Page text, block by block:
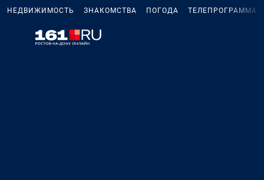
НЕДВИЖИМОСТЬ ЗНАКОМСТВА ПОГОДА ТЕЛЕПРОГРАММА